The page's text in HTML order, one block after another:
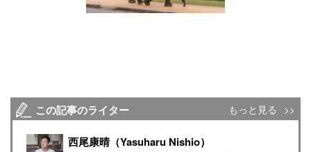
この記事のライター もっと見る
西尾康晴（Yasuharu Nishio）